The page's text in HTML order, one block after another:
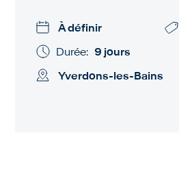
À définir
Durée: 9 jours
Yverdons-les-Bains